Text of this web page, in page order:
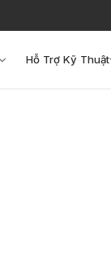
Hỗ Trợ Kỹ Thuật